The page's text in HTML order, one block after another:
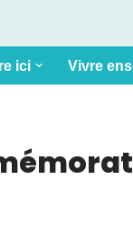
ici Vivre